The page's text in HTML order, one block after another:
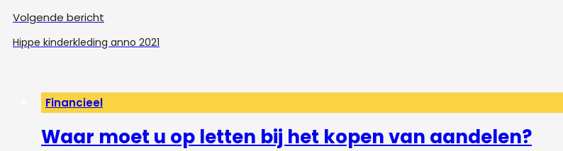
Volgende bericht
Hippe kinderkleding anno 2021
Financieel
Waar moet u op letten bij het kopen van aandelen?